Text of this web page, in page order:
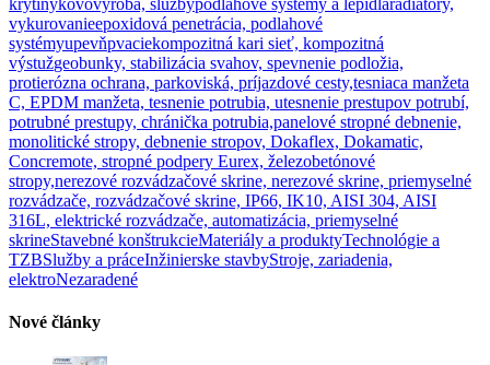
krytinykovovýroba, službypodlahové systémy a lepidláradiátory,
vykurovanieepoxidová penetrácia, podlahové
systémyupevňpvaciekompozitná kari sieť, kompozitná
výstužgeobunky, stabilizácia svahov, spevnenie podložia,
protierózna ochrana, parkoviská, príjazdové cesty,tesniaca manžeta
C, EPDM manžeta, tesnenie potrubia, utesnenie prestupov potrubí,
potrubné prestupy, chránička potrubia,panelové stropné debnenie,
monolitické stropy, debnenie stropov, Dokaflex, Dokamatic,
Concremote, stropné podpery Eurex, železobetónové
stropy,nerezové rozvádzačové skrine, nerezové skrine, priemyselné
rozvádzače, rozvádzačové skrine, IP66, IK10, AISI 304, AISI
316L, elektrické rozvádzače, automatizácia, priemyselné
skrineStavebné konštrukcieMateriály a produktyTechnológie a
TZBSlužby a práceInžinierske stavbyStroje, zariadenia,
elektroNezaradené
Nové články